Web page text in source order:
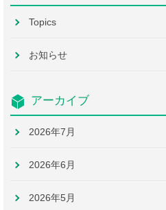
Topics
お知らせ
アーカイブ
2026年7月
2026年6月
2026年5月